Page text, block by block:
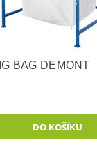
BAG DEMONT